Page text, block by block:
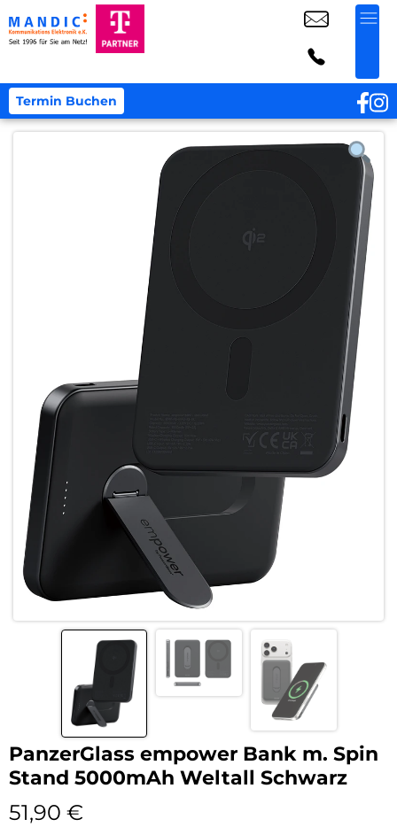
Termin Buchen
PanzerGlass empower Bank m. Spin
Stand 5000mAh Weltall Schwarz
51,90 €